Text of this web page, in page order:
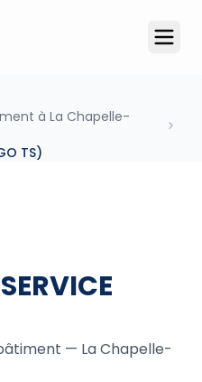
à La Chapelle-
TS)
— La Chapelle-